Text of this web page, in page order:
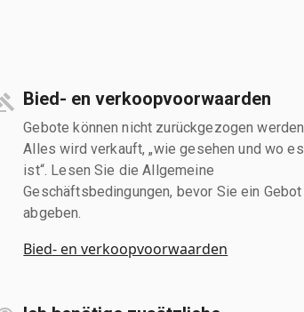
Bied- en verkoopvoorwaarden
Gebote können nicht zurückgezogen werden.
Alles wird verkauft, „wie gesehen und wo es
ist“. Lesen Sie die Allgemeine
Geschäftsbedingungen, bevor Sie ein Gebot
abgeben.
Bied- en verkoopvoorwaarden